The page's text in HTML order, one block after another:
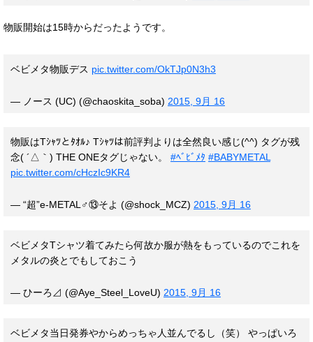
物販開始は15時からだったようです。
ベビメタ物販デス pic.twitter.com/OkTJp0N3h3
— ノース (UC) (@chaoskita_soba) 2015, 9月 16
物販はTｼｬﾂとﾀｵﾙ♪ Tｼｬﾂは前評判よりは全然良い感じ(^^) タグが残
念( ´△｀) THE ONEタグじゃない。 #ﾍﾞﾋﾞﾒﾀ #BABYMETAL
pic.twitter.com/cHczIc9KR4
— “超”e-METAL♂⑬そよ (@shock_MCZ) 2015, 9月 16
ベビメタTシャツ着てみたら何故か服が熱をもっているのでこれを
メタルの炎とでもしておこう
— ひーろ⊿ (@Aye_Steel_LoveU) 2015, 9月 16
ベビメタ当日発券やからめっちゃ人並んでるし（笑） やっぱいろ